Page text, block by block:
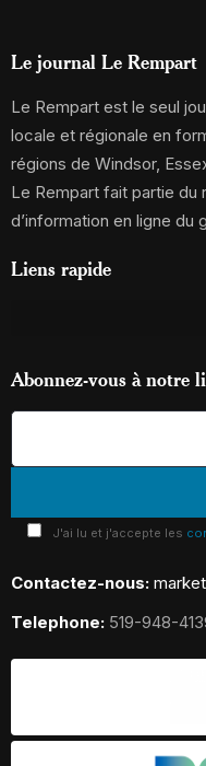
Le journal Le Rempart
Le Rempart est le seul
locale et régionale en
régions de Windsor,
Le Rempart fait partie du
d’information en ligne du
Liens rapide
Abonnez-vous à notre
J'ai lu et j'accepte les
Contactez-nous:
Telephone: 519-948-